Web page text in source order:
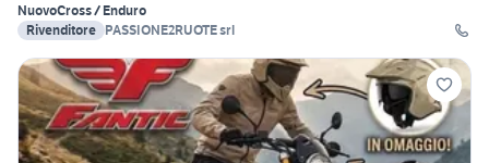
NuovoCross / Enduro
Rivenditore PASSIONE2RUOTE srl